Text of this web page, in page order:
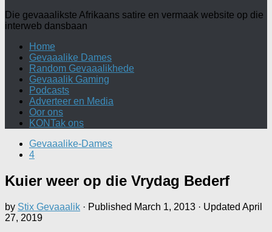
Die gevaaalikste Afrikaans satire en vermaak website op die
interweb dansbaan
Home
Gevaaalike Dames
Random Gevaaalikhede
Gevaaalik Gaming
Podcasts
Adverteer en Media
Oor ons
KONTak ons
Gevaaalike-Dames
4
Kuier weer op die Vrydag Bederf
by Stix Gevaaalik · Published March 1, 2013 · Updated April
27, 2019